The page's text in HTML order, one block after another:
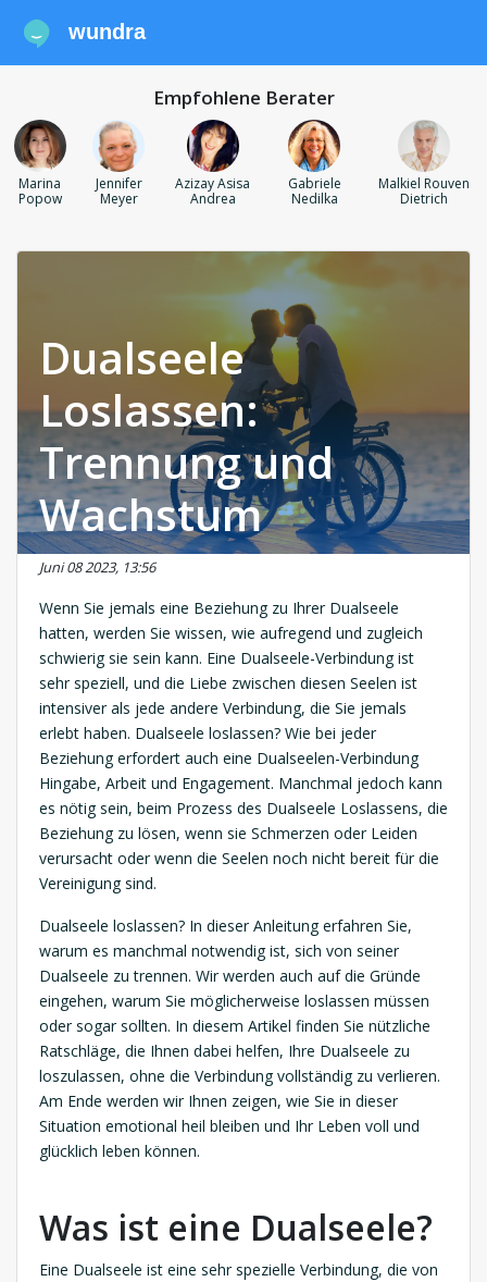
wundra
Empfohlene Berater
Marina
Popow
Jennifer
Meyer
Azizay Asisa
Andrea
Gabriele
Nedilka
Malkiel Rouven
Dietrich
Dualseele
Loslassen:
Trennung und
Wachstum
Juni 08 2023, 13:56
Wenn Sie jemals eine Beziehung zu Ihrer Dualseele
hatten, werden Sie wissen, wie aufregend und zugleich
schwierig sie sein kann. Eine Dualseele-Verbindung ist
sehr speziell, und die Liebe zwischen diesen Seelen ist
intensiver als jede andere Verbindung, die Sie jemals
erlebt haben. Dualseele loslassen? Wie bei jeder
Beziehung erfordert auch eine Dualseelen-Verbindung
Hingabe, Arbeit und Engagement. Manchmal jedoch kann
es nötig sein, beim Prozess des Dualseele Loslassens, die
Beziehung zu lösen, wenn sie Schmerzen oder Leiden
verursacht oder wenn die Seelen noch nicht bereit für die
Vereinigung sind.
Dualseele loslassen? In dieser Anleitung erfahren Sie,
warum es manchmal notwendig ist, sich von seiner
Dualseele zu trennen. Wir werden auch auf die Gründe
eingehen, warum Sie möglicherweise loslassen müssen
oder sogar sollten. In diesem Artikel finden Sie nützliche
Ratschläge, die Ihnen dabei helfen, Ihre Dualseele zu
loszulassen, ohne die Verbindung vollständig zu verlieren.
Am Ende werden wir Ihnen zeigen, wie Sie in dieser
Situation emotional heil bleiben und Ihr Leben voll und
glücklich leben können.
Was ist eine Dualseele?
Eine Dualseele ist eine sehr spezielle Verbindung, die von